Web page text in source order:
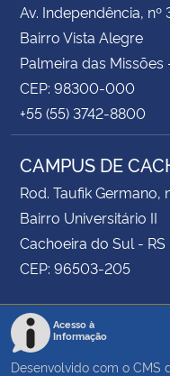
Av. Independência, nº
Bairro Vista Alegre
Palmeira das Missões
CEP: 98300-000
+55 (55) 3742-8800
CAMPUS DE
Rod. Taufik Germano,
Bairro Universitário II
Cachoeira do Sul - RS
CEP: 96503-205
Acesso à
Informação
Desenvolvido com o CMS